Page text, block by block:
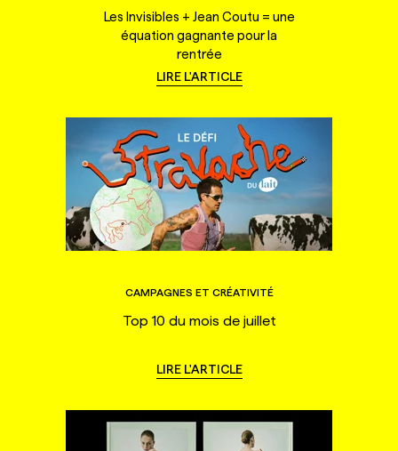
Les Invisibles + Jean Coutu = une
équation gagnante pour la
rentrée
LIRE L'ARTICLE
CAMPAGNES ET CRÉATIVITÉ
Top 10 du mois de juillet
LIRE L'ARTICLE